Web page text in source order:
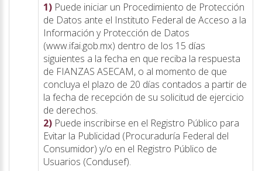
1) Puede iniciar un Procedimiento de Protección
de Datos ante el Instituto Federal de Acceso a la
Información y Protección de Datos
(www.ifai.gob.mx) dentro de los 15 días
siguientes a la fecha en que reciba la respuesta
de FIANZAS ASECAM, o al momento de que
concluya el plazo de 20 días contados a partir de
la fecha de recepción de su solicitud de ejercicio
de derechos.
2) Puede inscribirse en el Registro Público para
Evitar la Publicidad (Procuraduría Federal del
Consumidor) y/o en el Registro Público de
Usuarios (Condusef).